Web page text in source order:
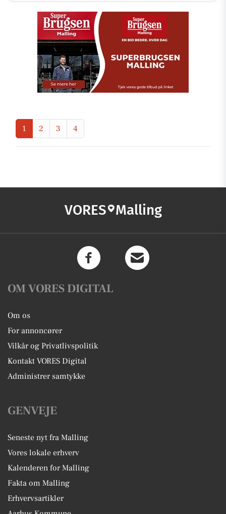
1 2 3 4
VORES Malling
OM VORES DIGITAL
Om os
For annoncører
Vilkår og Privatlivspolitik
Kontakt VORES Digital
Administrer samtykke
GENVEJE
Seneste nyt fra Malling
Vores lokale erhverv
Kalenderen for Malling
Fakta om Malling
Erhvervsartikler